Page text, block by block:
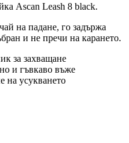
Ascan Leash 8 black.
на падане, го задържа
и не пречи на карането.
за захващане
и гъвкаво въже
на усукването